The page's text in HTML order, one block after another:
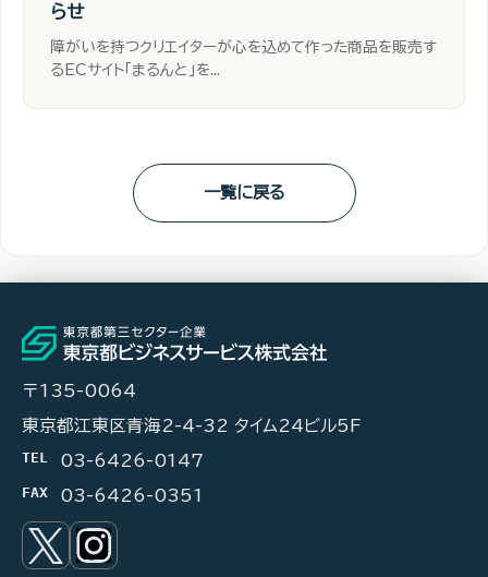
らせ
障がいを持つクリエイターが心を込めて作った商品を販売す
るECサイト「まるんと」を...
一覧に戻る
〒135-0064
東京都江東区青海2-4-32 タイム24ビル5F
TEL 03-6426-0147
FAX 03-6426-0351